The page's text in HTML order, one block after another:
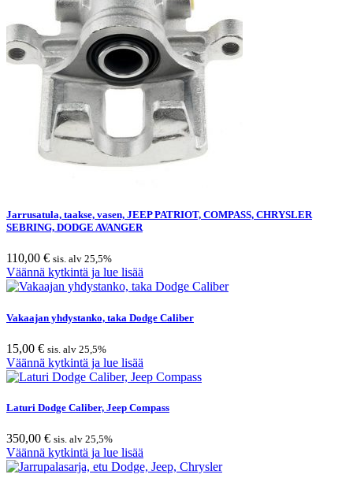
Jarrusatula, taakse, vasen, JEEP PATRIOT, COMPASS, CHRYSLER
SEBRING, DODGE AVANGER
110,00 € sis. alv 25,5%
Väännä kytkintä ja lue lisää
Vakaajan yhdystanko, taka Dodge Caliber
15,00 € sis. alv 25,5%
Väännä kytkintä ja lue lisää
Laturi Dodge Caliber, Jeep Compass
350,00 € sis. alv 25,5%
Väännä kytkintä ja lue lisää